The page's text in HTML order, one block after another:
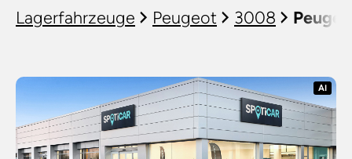
Lagerfahrzeuge Peugeot 3008
AI